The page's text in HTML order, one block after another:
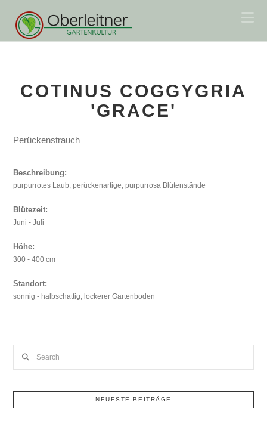
COTINUS COGGYGRIA
'GRACE'
Perückenstrauch
Beschreibung:
purpurrotes Laub; perückenartige, purpurrosa Blütenstände
Blütezeit:
Juni - Juli
Höhe:
300 - 400 cm
Standort:
sonnig - halbschattig; lockerer Gartenboden
NEUESTE BEITRÄGE